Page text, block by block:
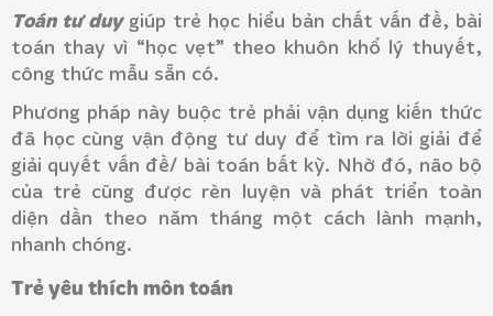
Toán tư duy giúp trẻ học hiểu bản chất vấn đề, bài
toán thay vì “học vẹt” theo khuôn khổ lý thuyết,
công thức mẫu sẵn có.
Phương pháp này buộc trẻ phải vận dụng kiến thức
đã học cùng vận động tư duy để tìm ra lời giải để
giải quyết vấn đề/ bài toán bất kỳ. Nhờ đó, não bộ
của trẻ cũng được rèn luyện và phát triển toàn
diện dần theo năm tháng một cách lành mạnh,
nhanh chóng.
Trẻ yêu thích môn toán